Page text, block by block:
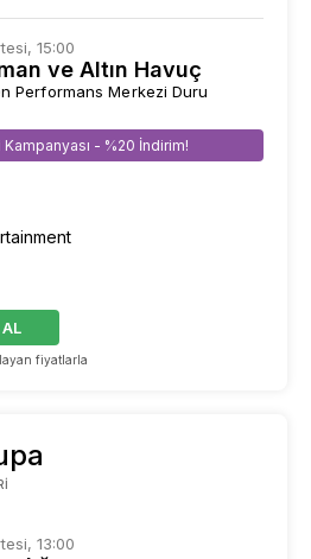
15:00
ve Altın Havuç
Performans Merkezi Duru
Kampanyası - %20 İndirim!
fiyatlarla
13:00